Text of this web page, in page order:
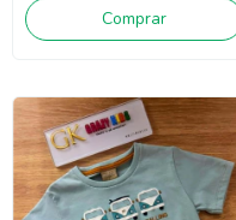
Comprar